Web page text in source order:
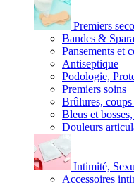
Premiers
Bandes &
Pansements et
Antiseptique
Podologie,
Premiers soins
Brûlures,
Bleus et
Douleurs
Intimité,
Accessoires